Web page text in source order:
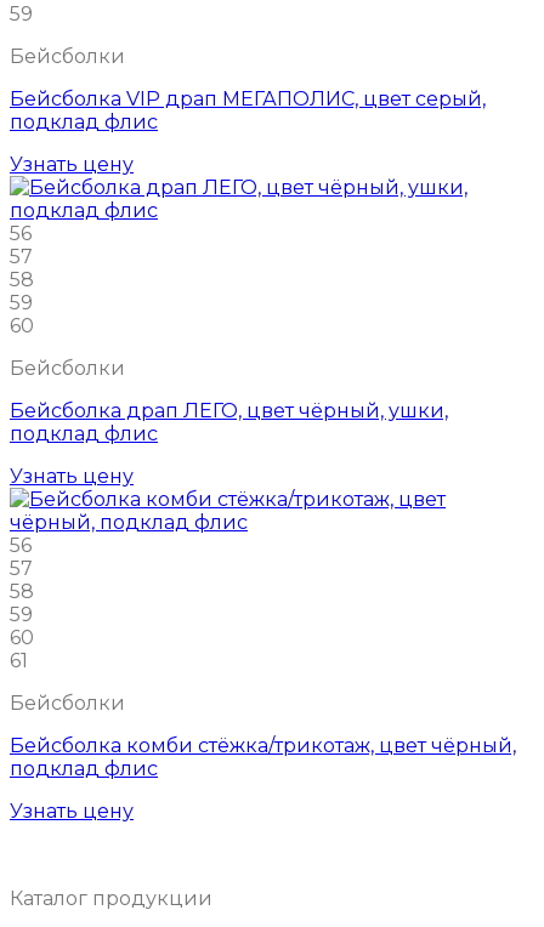
59
Бейсболки
Бейсболка VIP драп МЕГАПОЛИС, цвет серый,
подклад флис
Узнать цену
56
57
58
59
60
Бейсболки
Бейсболка драп ЛЕГО, цвет чёрный, ушки,
подклад флис
Узнать цену
56
57
58
59
60
61
Бейсболки
Бейсболка комби стёжка/трикотаж, цвет чёрный,
подклад флис
Узнать цену
Каталог продукции